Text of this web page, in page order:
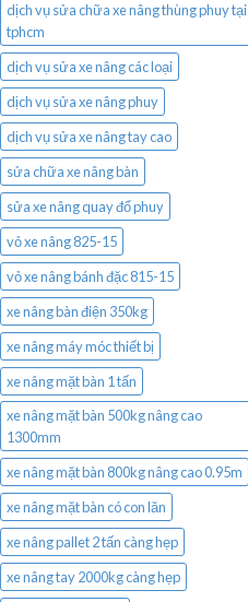
dịch vụ sửa chữa xe nâng thùng phuy tại
tphcm
dịch vụ sửa xe nâng các loại
dịch vụ sửa xe nâng phuy
dịch vụ sửa xe nâng tay cao
sửa chữa xe nâng bàn
sửa xe nâng quay đổ phuy
vỏ xe nâng 825-15
vỏ xe nâng bánh đặc 815-15
xe nâng bàn điện 350kg
xe nâng máy móc thiết bị
xe nâng mặt bàn 1 tấn
xe nâng mặt bàn 500kg nâng cao
1300mm
xe nâng mặt bàn 800kg nâng cao 0.95m
xe nâng mặt bàn có con lăn
xe nâng pallet 2 tấn càng hẹp
xe nâng tay 2000kg càng hẹp